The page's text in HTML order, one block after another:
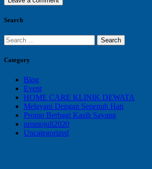
Search
Search
for:
Category
Blog
Event
HOME CARE KLINIK DEWATA
Melayani Dengan Sepenuh Hati
Promo Berbagi Kasih Sayang
promojuli2020
Uncategorized